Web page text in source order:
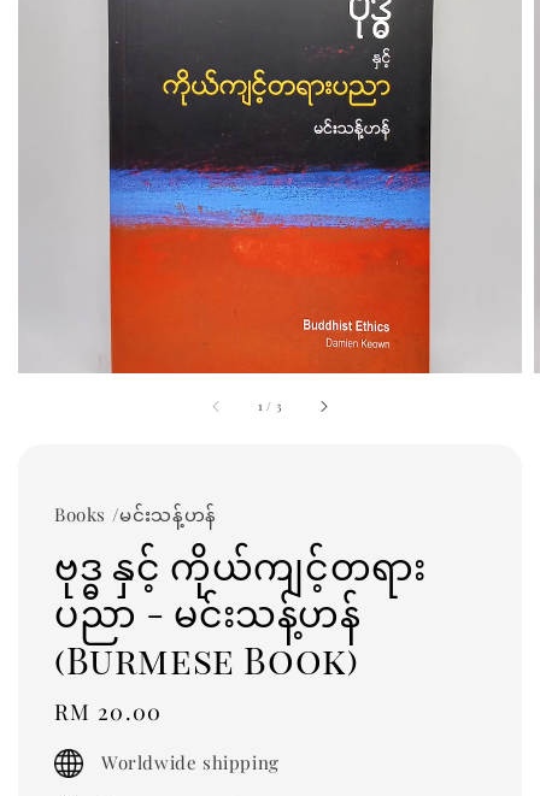
1 / 3
Books /မင်းသန့်ဟန်
ဗု⁠ဒ္ဓ နှင့် ကိုယ်ကျင့်တရား
ပညာ - မင်းသန့်ဟန်
(Burmese Book)
Regular
price
RM 20.00
Worldwide shipping